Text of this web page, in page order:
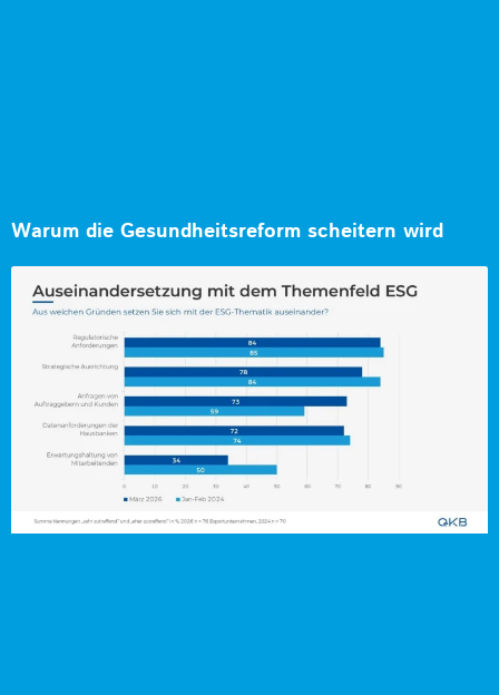
Warum die Gesundheitsreform scheitern wird